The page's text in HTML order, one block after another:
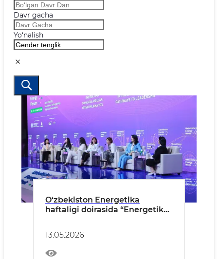
Davr gacha
Yo‘nalish
O‘zbekiston Energetika
haftaligi doirasida “Energetika
sessiyasi bo‘lib o‘tdi.
13.05.2026